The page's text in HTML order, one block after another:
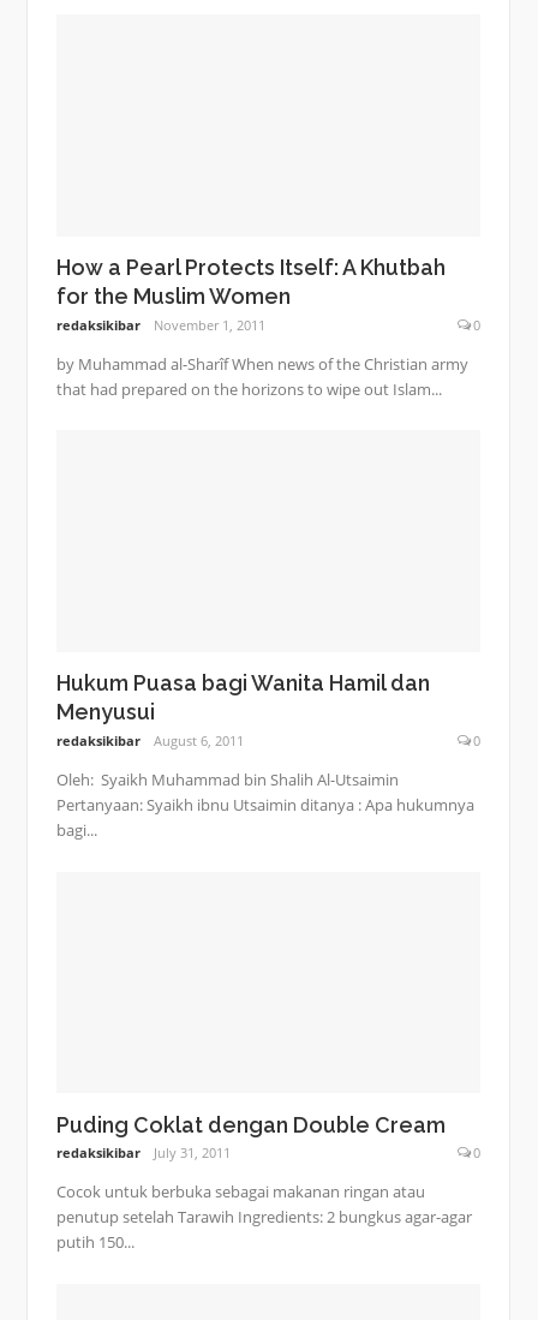
How a Pearl Protects Itself: A Khutbah
for the Muslim Women
redaksikibar November 1, 2011 0
by Muhammad al-Sharîf When news of the Christian army
that had prepared on the horizons to wipe out Islam...
Hukum Puasa bagi Wanita Hamil dan
Menyusui
redaksikibar August 6, 2011 0
Oleh: Syaikh Muhammad bin Shalih Al-Utsaimin
Pertanyaan: Syaikh ibnu Utsaimin ditanya : Apa hukumnya
bagi...
Puding Coklat dengan Double Cream
redaksikibar July 31, 2011 0
Cocok untuk berbuka sebagai makanan ringan atau
penutup setelah Tarawih Ingredients: 2 bungkus agar-agar
putih 150...